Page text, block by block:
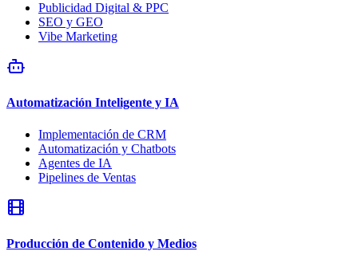
Publicidad Digital & PPC
SEO y GEO
Vibe Marketing
Automatización Inteligente y IA
Implementación de CRM
Automatización y Chatbots
Agentes de IA
Pipelines de Ventas
Producción de Contenido y Medios